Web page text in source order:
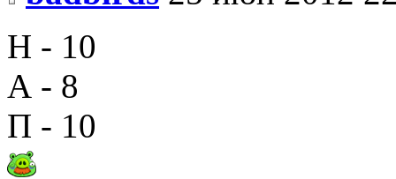
Н - 10
А - 8
П - 10